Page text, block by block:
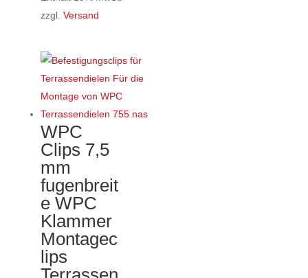
zzgl. Versand
Produkt
Varianten
Die
Optionen
können
auf
der
Produktseite
gewählt
werden
WPC
Clips 7,5
mm
fugenbreit
e WPC
Klammer
Montagec
lips